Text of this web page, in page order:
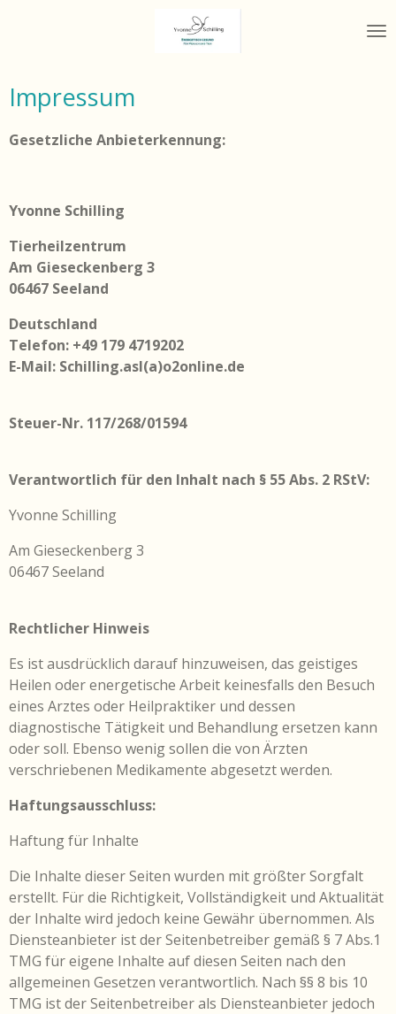
Impressum
Gesetzliche Anbieterkennung:
Yvonne Schilling
Tierheilzentrum
Am Gieseckenberg 3
06467 Seeland
Deutschland
Telefon: +49 179 4719202
E-Mail: Schilling.asl(a)o2online.de
Steuer-Nr. 117/268/01594
Verantwortlich für den Inhalt nach § 55 Abs. 2 RStV:
Yvonne Schilling
Am Gieseckenberg 3
06467 Seeland
Rechtlicher Hinweis
Es ist ausdrücklich darauf hinzuweisen, das geistiges
Heilen oder energetische Arbeit keinesfalls den Besuch
eines Arztes oder Heilpraktiker und dessen
diagnostische Tätigkeit und Behandlung ersetzen kann
oder soll. Ebenso wenig sollen die von Ärzten
verschriebenen Medikamente abgesetzt werden.
Haftungsausschluss:
Haftung für Inhalte
Die Inhalte dieser Seiten wurden mit größter Sorgfalt
erstellt. Für die Richtigkeit, Vollständigkeit und Aktualität
der Inhalte wird jedoch keine Gewähr übernommen. Als
Diensteanbieter ist der Seitenbetreiber gemäß § 7 Abs.1
TMG für eigene Inhalte auf diesen Seiten nach den
allgemeinen Gesetzen verantwortlich. Nach §§ 8 bis 10
TMG ist der Seitenbetreiber als Diensteanbieter jedoch